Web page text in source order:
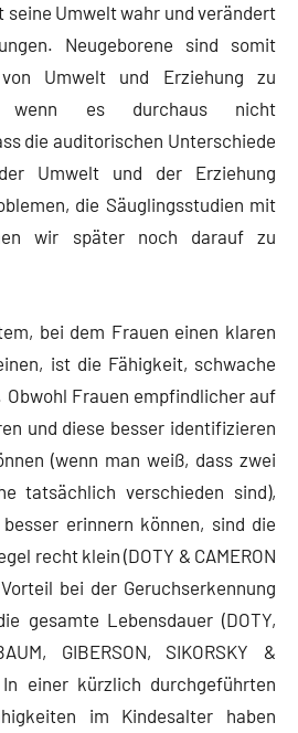
seine Umwelt wahr und verändert
Neugeborene sind somit
Umwelt und Erziehung zu
wenn es durchaus nicht
die auditorischen Unterschiede
Umwelt und der Erziehung
die Säuglingsstudien mit
wir später noch darauf zu
bei dem Frauen einen klaren
ist die Fähigkeit, schwache
Obwohl Frauen empfindlicher auf
und diese besser identifizieren
(wenn man weiß, dass zwei
tatsächlich verschieden sind),
erinnern können, sind die
recht klein (DOTY & CAMERON
bei der Geruchserkennung
gesamte Lebensdauer (DOTY,
GIBERSON, SIKORSKY &
In einer kürzlich durchgeführten
im Kindesalter haben